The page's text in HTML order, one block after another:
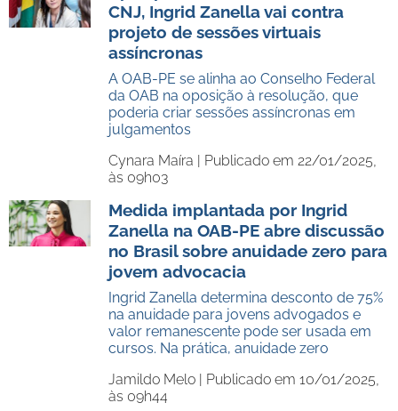
CNJ, Ingrid Zanella vai contra
projeto de sessões virtuais
assíncronas
A OAB-PE se alinha ao Conselho Federal
da OAB na oposição à resolução, que
poderia criar sessões assíncronas em
julgamentos
Cynara Maíra | Publicado em 22/01/2025,
às 09h03
Medida implantada por Ingrid
Zanella na OAB-PE abre discussão
no Brasil sobre anuidade zero para
jovem advocacia
Ingrid Zanella determina desconto de 75%
na anuidade para jovens advogados e
valor remanescente pode ser usada em
cursos. Na prática, anuidade zero
Jamildo Melo | Publicado em 10/01/2025,
às 09h44